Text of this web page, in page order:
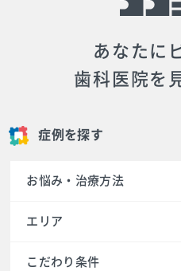
あなたに
歯科医院を
症例を探す
お悩み・治療方法
エリア
こだわり条件